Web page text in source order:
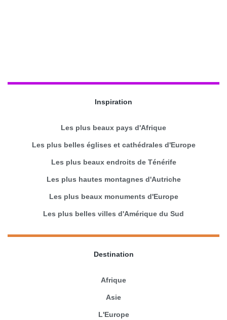
Inspiration
Les plus beaux pays d'Afrique
Les plus belles églises et cathédrales d'Europe
Les plus beaux endroits de Ténérife
Les plus hautes montagnes d'Autriche
Les plus beaux monuments d'Europe
Les plus belles villes d'Amérique du Sud
Destination
Afrique
Asie
L'Europe